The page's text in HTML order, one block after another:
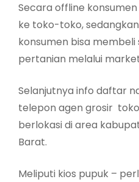
Secara offline
ke toko-toko,
konsumen bisa
pertanian melalui
Selanjutnya info daftar
telepon agen grosir
berlokasi di area
Barat.
Meliputi kios pupuk –